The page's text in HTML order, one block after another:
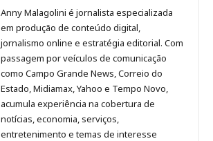
Malagolini
no
Pinterest
Malagolini
no
LinkedIn
Malagolini
no
Instagram
Malagolini
no
Facebook
de
Anny
Malagolini
Anny Malagolini é jornalista especializada
em produção de conteúdo digital,
jornalismo online e estratégia editorial. Com
passagem por veículos de comunicação
como Campo Grande News, Correio do
Estado, Midiamax, Yahoo e Tempo Novo,
acumula experiência na cobertura de
notícias, economia, serviços,
entretenimento e temas de interesse